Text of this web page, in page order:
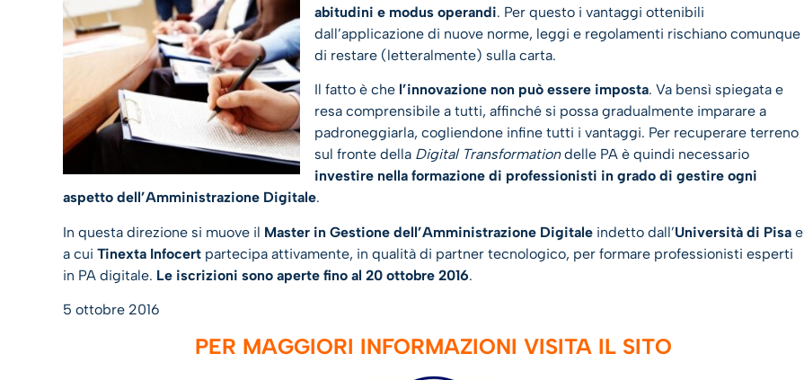
abitudini e modus operandi. Per questo i vantaggi ottenibili
dall’applicazione di nuove norme, leggi e regolamenti rischiano comunque
di restare (letteralmente) sulla carta.
Il fatto è che l’innovazione non può essere imposta. Va bensì spiegata e
resa comprensibile a tutti, affinché si possa gradualmente imparare a
padroneggiarla, cogliendone infine tutti i vantaggi. Per recuperare terreno
sul fronte della Digital Transformationdelle PA è quindi necessario
investire nella formazione di professionisti in grado di gestire ogni
aspetto dell’Amministrazione Digitale.
In questa direzione si muove il Master in Gestione dell’Amministrazione Digitale indetto dall’Università di Pisa e
a cui Tinexta Infocert partecipa attivamente, in qualità di partner tecnologico, per formare professionisti esperti
in PA digitale. Le iscrizioni sono aperte fino al 20 ottobre 2016.
5 ottobre 2016
PER MAGGIORI INFORMAZIONI VISITA IL SITO